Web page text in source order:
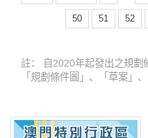
50 51 52
註： 自2020年起發出之規劃
「規劃條件圖」、「草案」